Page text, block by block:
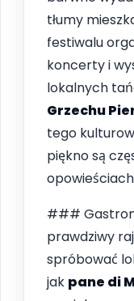
tłumy
festiwalu
koncerty i
lokalnych
Grzechu
tego
piękno są
###
prawdziwy
spróbować
jak pane di